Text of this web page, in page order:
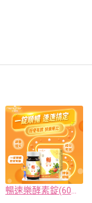
暢速樂酵素錠(60錠/瓶)